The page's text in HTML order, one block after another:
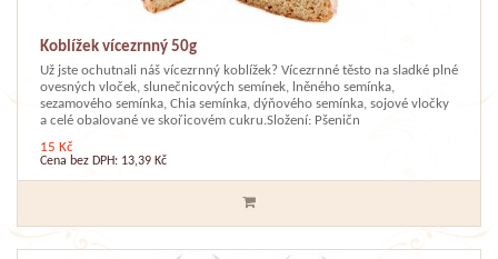
Koblížek vícezrnný 50g
Už jste ochutnali náš vícezrnný koblížek? Vícezrnné těsto na sladké plné
ovesných vloček, slunečnicových semínek, lněného semínka,
sezamového semínka, Chia semínka, dýňového semínka, sojové vločky
a celé obalované ve skořicovém cukru.Složení: Pšeničn
15 Kč
Cena bez DPH: 13,39 Kč